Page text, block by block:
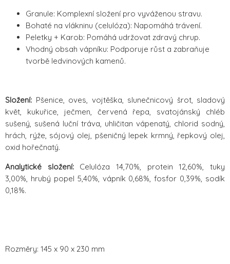
Granule: Komplexní složení pro vyváženou stravu.
Bohaté na vlákninu (celulóza): Napomáhá trávení.
Peletky + Karob: Pomáhá udržovat zdravý chrup.
Vhodný obsah vápníku: Podporuje růst a zabraňuje
tvorbě ledvinových kamenů.
Složení: Pšenice, oves, vojtěška, slunečnicový šrot, sladový
květ, kukuřice, ječmen, červená řepa, svatojánský chléb
sušený, sušená luční tráva, uhličitan vápenatý, chlorid sodný,
hrách, rýže, sójový olej, pšeničný lepek krmný, řepkový olej,
oxid hořečnatý.
Analytické složení: Celulóza 14,70%, protein 12,60%, tuky
3,00%, hrubý popel 5,40%, vápník 0,68%, fosfor 0,39%, sodík
0,18%.
Rozměry: 145 x 90 x 230 mm